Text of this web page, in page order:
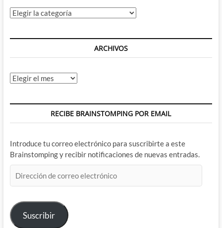
Categorías
ARCHIVOS
Archivos
RECIBE BRAINSTOMPING POR EMAIL
Introduce tu correo electrónico para suscribirte a este
Brainstomping y recibir notificaciones de nuevas entradas.
de
electrónico
Suscribir